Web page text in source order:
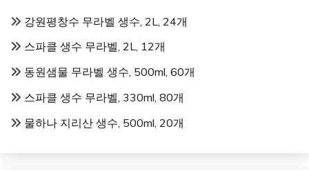
강원평창수 무라벨 생수, 2L, 24개
스파클 생수 무라벨, 2L, 12개
동원샘물 무라벨 생수, 500ml, 60개
스파클 생수 무라벨, 330ml, 80개
물하나 지리산 생수, 500ml, 20개